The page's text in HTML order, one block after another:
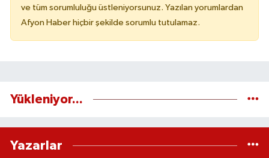
ve tüm sorumluluğu üstleniyorsunuz. Yazılan yorumlardan
Afyon Haber hiçbir şekilde sorumlu tutulamaz.
Yükleniyor...
Yazarlar